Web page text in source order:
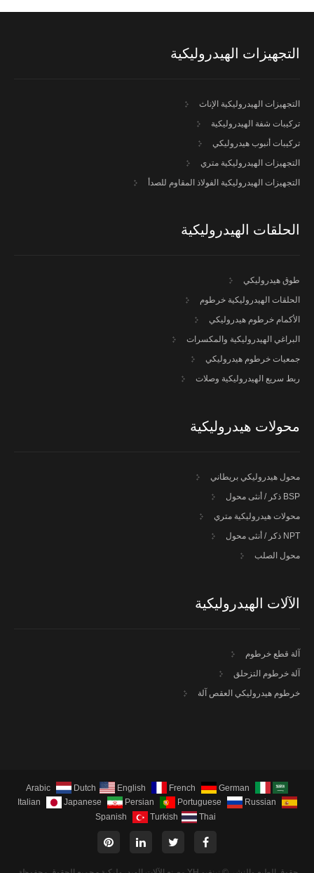
التجهيزات الهيدروليكية
التجهيزات الهيدروليكية الإناث
تركيبات شفة الهيدروليكية
تركيبات أنبوب هيدروليكي
التجهيزات الهيدروليكية متري
التجهيزات الهيدروليكية الفولاذ المقاوم للصدأ
الحلقات الهيدروليكية
طوق هيدروليكي
الحلقات الهيدروليكية خرطوم
الأكمام خرطوم هيدروليكي
البراغي الهيدروليكية والمكسرات
جمعيات خرطوم هيدروليكي
ربط سريع الهيدروليكية وصلات
محولات هيدروليكية
محول هيدروليكي بريطاني
BSP ذكر / أنثى محول
محولات هيدروليكية متري
NPT ذكر / أنثى محول
محول الصلب
الآلات الهيدروليكية
آلة قطع خرطوم
آلة خرطوم التزحلق
خرطوم هيدروليكي العقص آلة
Arabic Dutch English French
German
Italian
Japanese Persian Portuguese
Russian
Spanish
Turkish Thai